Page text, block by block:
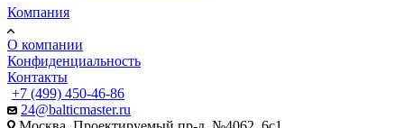
Компания
О компании
Конфиденциальность
Контакты
+7 (499) 450-46-86
24@balticmaster.ru